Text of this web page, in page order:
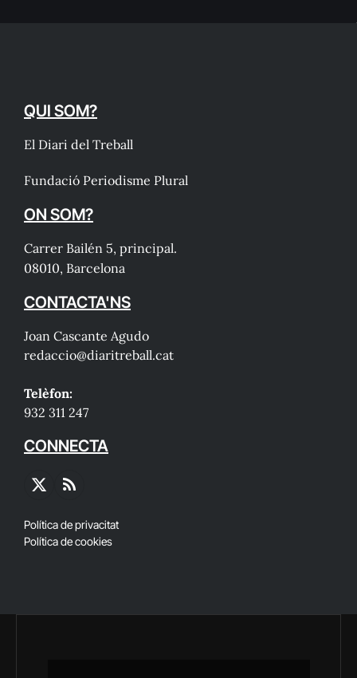
QUI SOM?
El Diari del Treball
Fundació Periodisme Plural
ON SOM?
Carrer Bailén 5, principal.
08010, Barcelona
CONTACTA'NS
Joan Cascante Agudo
redaccio@diaritreball.cat
Telèfon:
932 311 247
CONNECTA
X
RSS
Política de privacitat
Política de cookies